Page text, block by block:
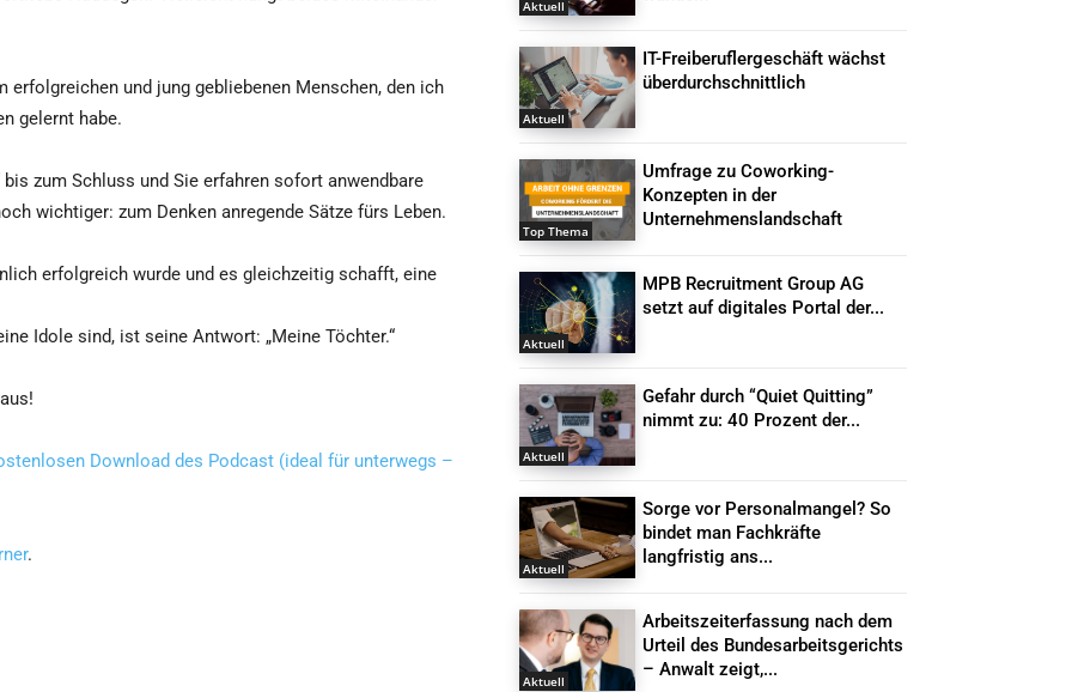
und jung gebliebenen Menschen, den ich
gelernt habe.
bis zum Schluss und Sie erfahren sofort anwendbare
wichtiger: zum Denken anregende Sätze fürs Leben.
erfolgreich wurde und es gleichzeitig schafft, eine
Idole sind, ist seine Antwort: „Meine Töchter.“
Download des Podcast (ideal für unterwegs –
.
Aktuell
Aktuell
IT-Freiberuflergeschäft wächst
überdurchschnittlich
Top Thema
Umfrage zu Coworking-
Konzepten in der
Unternehmenslandschaft
Aktuell
MPB Recruitment Group AG
setzt auf digitales Portal der...
Aktuell
Gefahr durch “Quiet Quitting”
nimmt zu: 40 Prozent der...
Aktuell
Sorge vor Personalmangel? So
bindet man Fachkräfte
langfristig ans...
Aktuell
Arbeitszeiterfassung nach dem
Urteil des Bundesarbeitsgerichts
– Anwalt zeigt,...